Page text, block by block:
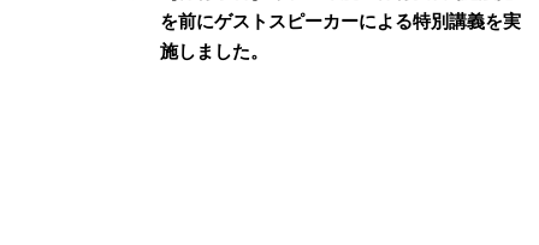
を前にゲストスピーカーによる特別講義を実
施しました。